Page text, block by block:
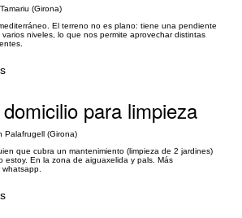
(Girona)
El terreno no es plano: tiene una pendiente
niveles, lo que nos permite aprovechar distintas
para limpieza
Palafrugell (Girona)
que cubra un mantenimiento (limpieza de 2 jardines)
estoy. En la zona de aiguaxelida y pals. Más